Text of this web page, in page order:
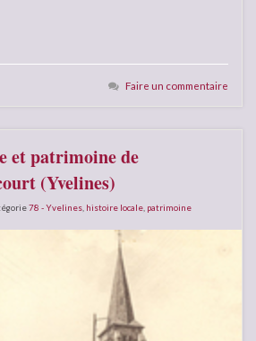
Faire un commentaire
et patrimoine de
(Yvelines)
78 - Yvelines histoire locale patrimoine